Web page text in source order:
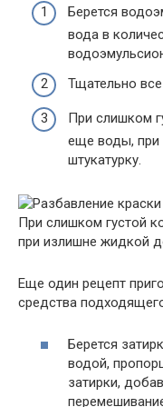
Берется
вода в
Тщательно
При слишком
еще воды,
штукатурку.
При слишком густой
при излишне жидкой
Еще один рецепт
средства
Берется
водой,
затирки,